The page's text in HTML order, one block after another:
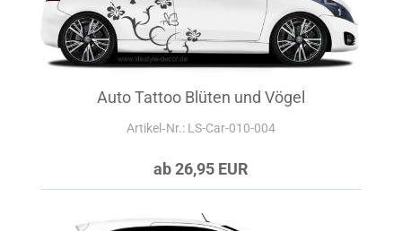
Auto Tattoo Blüten und Vögel
Artikel‑Nr.: LS-Car-010-004
ab 26,95 EUR